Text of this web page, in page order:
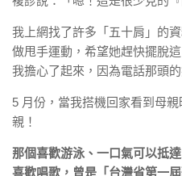
我上網找了許多「五十肩」的
做甩手運動，希望她趕快擺脫
我擔心了起來，因為電話那頭
5 月份，當我搭機回家看到母
親！
那個喜歡游泳、一口氣可以抵
喜歡唱歌，曾是「台灣省第一